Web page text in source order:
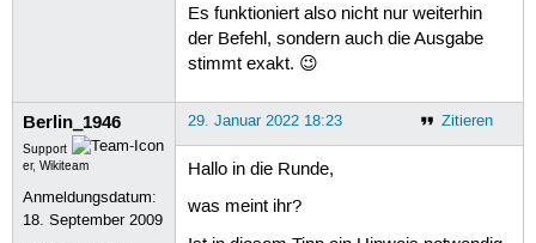
mp3gain
portaudio19-dev
tomx3@tomx3-SURFBOOK-E11B:~$
Es funktioniert also nicht nur weiterhin
der Befehl, sondern auch die Ausgabe
stimmt exakt. 😉
Berlin_1946
Support
er, Wikiteam
Anmeldungsdatum:
18. September 2009
Zitieren
29. Januar 2022 18:23
Hallo in die Runde,
was meint ihr?